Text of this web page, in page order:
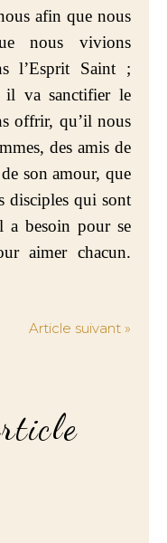
afin que nous
nous vivions
l’Esprit Saint ;
il va sanctifier le
offrir, qu’il nous
des amis de
son amour, que
disciples qui sont
besoin pour se
aimer chacun.
Article suivant »